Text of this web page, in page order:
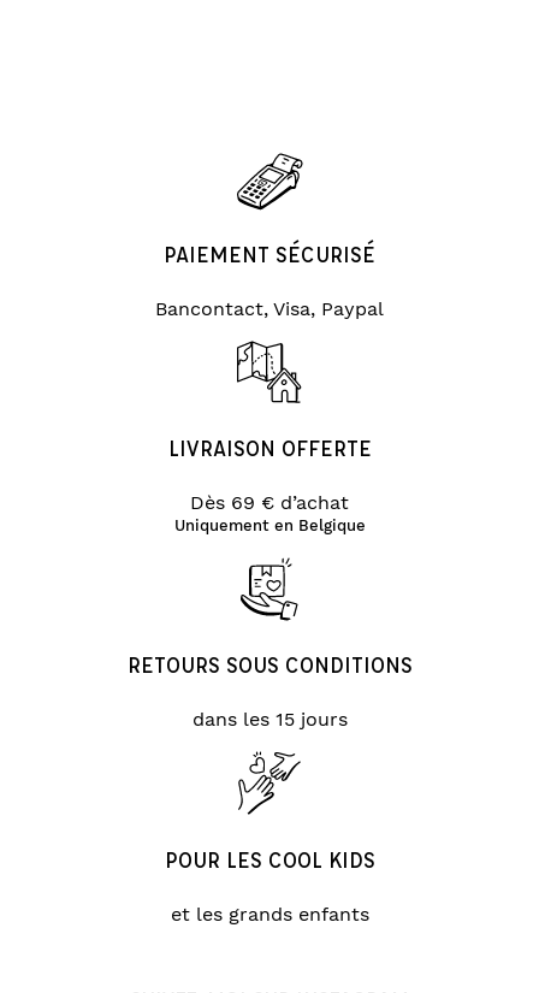
PAIEMENT SÉCURISÉ
Bancontact, Visa, Paypal
LIVRAISON OFFERTE
Dès 69 € d’achat
Uniquement en Belgique
RETOURS SOUS CONDITIONS
dans les 15 jours
POUR LES COOL KIDS
et les grands enfants